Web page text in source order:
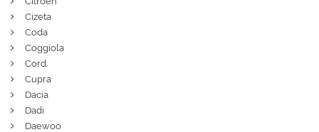
Cizeta
Coda
Coggiola
Cord
Cupra
Dacia
Dadi
Daewoo